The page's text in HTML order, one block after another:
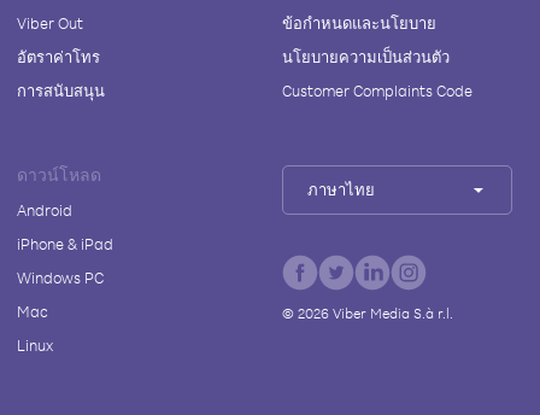
Viber Out
อัตราค่าโทร
การสนับสนุน
ข้อกำหนดและนโยบาย
นโยบายความเป็นส่วนตัว
Customer Complaints Code
ดาวน์โหลด
Android
iPhone & iPad
Windows PC
Mac
Linux
ภาษาไทย
© 2026Viber Media S.à r.l.